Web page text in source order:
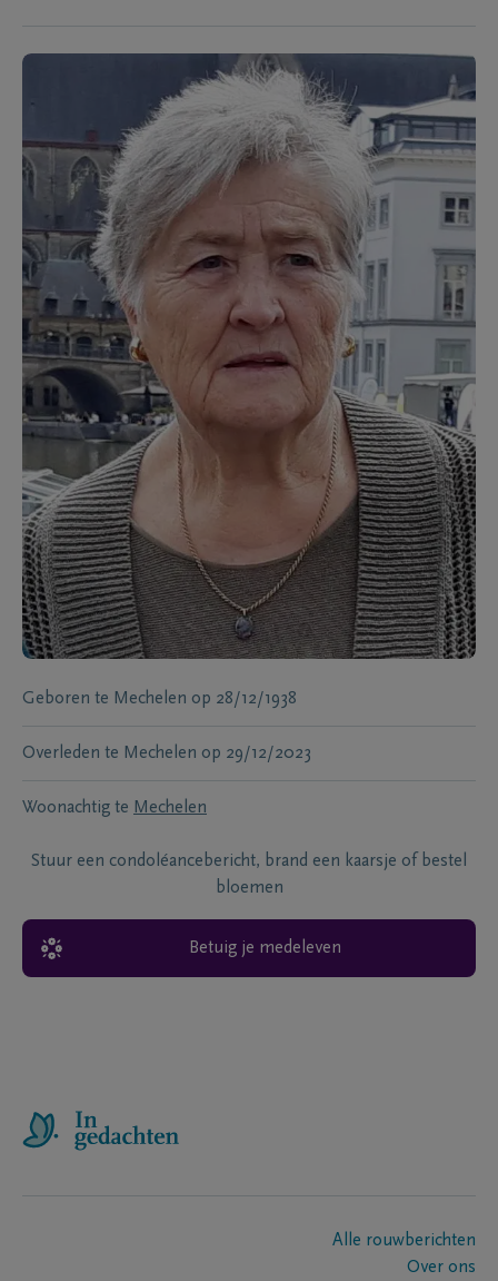
Geboren te Mechelen op 28/12/1938
Overleden te Mechelen op 29/12/2023
Woonachtig te Mechelen
Stuur een condoléancebericht, brand een kaarsje of bestel
bloemen
Betuig je medeleven
Alle rouwberichten
Over ons